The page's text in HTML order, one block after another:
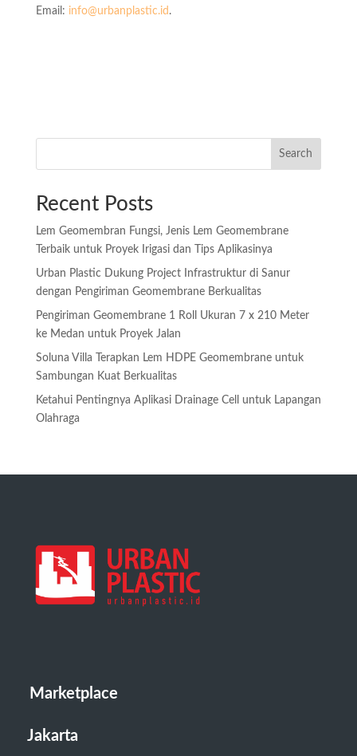
Email: info@urbanplastic.id .
Search
Recent Posts
Lem Geomembran Fungsi, Jenis Lem Geomembrane
Terbaik untuk Proyek Irigasi dan Tips Aplikasinya
Urban Plastic Dukung Project Infrastruktur di Sanur
dengan Pengiriman Geomembrane Berkualitas
Pengiriman Geomembrane 1 Roll Ukuran 7 x 210 Meter
ke Medan untuk Proyek Jalan
Soluna Villa Terapkan Lem HDPE Geomembrane untuk
Sambungan Kuat Berkualitas
Ketahui Pentingnya Aplikasi Drainage Cell untuk Lapangan
Olahraga
Marketplace
Jakarta